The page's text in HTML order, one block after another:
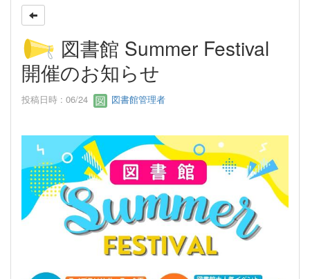
図書館 Summer Festival
開催のお知らせ
投稿日時 : 06/24 図書館管理者